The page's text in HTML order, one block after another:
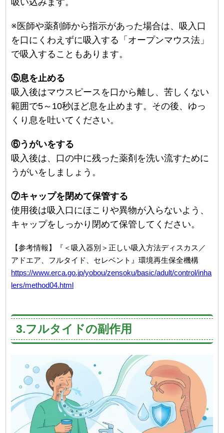
※医師や薬剤師から指示があった場合は、吸入口
を口にくわえずに吸入する「オープンマウス法」
で吸入することもあります。
⑤息を止める
吸入後はマウスピースを口から離し、苦しくない
範囲で5～10秒ほど息を止めます。その後、ゆっ
くり息を吐いてください。
⑥うがいをする
吸入後は、口の中に残った薬剤を洗い流すために
うがいをしましょう。
⑦キャップを閉めて保管する
使用後は吸入口にほこりや異物が入らないよう、
キャップをしっかり閉めて保管してください。
【参考情報】『＜吸入器別＞正しい吸入方法ディスカス／
アドエア、フルタイド、セレベント』環境再生保全機構
https://www.erca.go.jp/yobou/zensoku/basic/adult/control/inha
lers/method04.html
3.フルタイドの副作用